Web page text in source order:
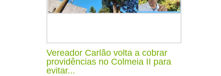
Vereador Carlão volta a cobrar
providências no Colmeia II para
evitar...